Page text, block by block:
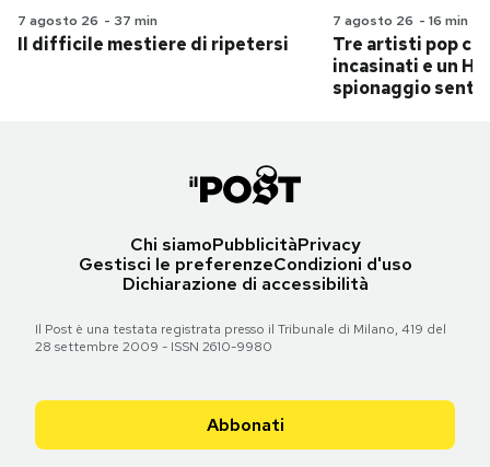
7 agosto 26 - 37 min
Il difficile mestiere di ripetersi
7 agosto 26 - 16 min
Tre artisti pop
incasinati e un
spionaggio
Chi siamoPubblicitàPrivacy
Gestisci le preferenzeCondizioni d'uso
Dichiarazione di accessibilità
Il Post è una testata registrata presso il Tribunale di Milano, 419 del
28 settembre 2009 - ISSN 2610-9980
Abbonati